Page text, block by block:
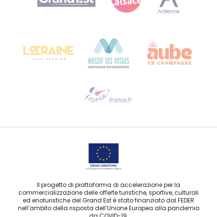
Bureau de Colmar (sede operativa)
Contattaci per e-mail
Il progetto di piattaforma di accelerazione per la
commercializzazione delle offerte turistiche, sportive, culturali
ed enoturistiche del Grand Est è stato finanziato dal FEDER
nell’ambito della risposta dell’Unione Europea alla pandemia